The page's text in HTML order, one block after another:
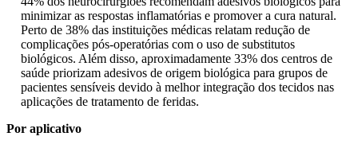
minimizar as respostas inflamatórias e promover a cura natural.
Perto de 38% das instituições médicas relatam redução de
complicações pós-operatórias com o uso de substitutos
biológicos. Além disso, aproximadamente 33% dos centros de
saúde priorizam adesivos de origem biológica para grupos de
pacientes sensíveis devido à melhor integração dos tecidos nas
aplicações de tratamento de feridas.
Por aplicativo